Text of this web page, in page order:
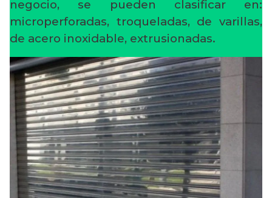
negocio, se pueden clasificar en:
microperforadas, troqueladas, de varillas,
de acero inoxidable, extrusionadas.